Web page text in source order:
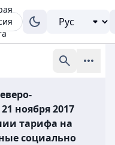
ноября 2017
тарифа на
социально